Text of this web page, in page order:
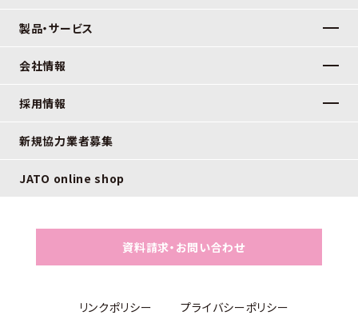
製品・サービス
会社情報
採用情報
資料請求・お問い合わせ
新規協力業者募集
リンクポリシー プライバシーポリシー
JATO online shop